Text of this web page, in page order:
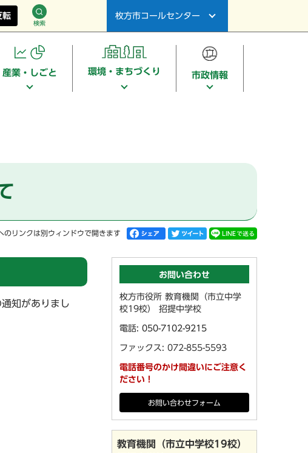
転
検索
枚方市コールセンター
産業・しごと 環境・まちづくり 市政情報
のリンクは別ウィンドウで開きます
知がありまし
お問い合わせ
枚方市役所 教育機関（市立中学
校19校） 招提中学校
電話: 050-7102-9215
ファックス: 072-855-5593
電話番号のかけ間違いにご注意く
ださい！
お問い合わせフォーム
教育機関（市立中学校19校）